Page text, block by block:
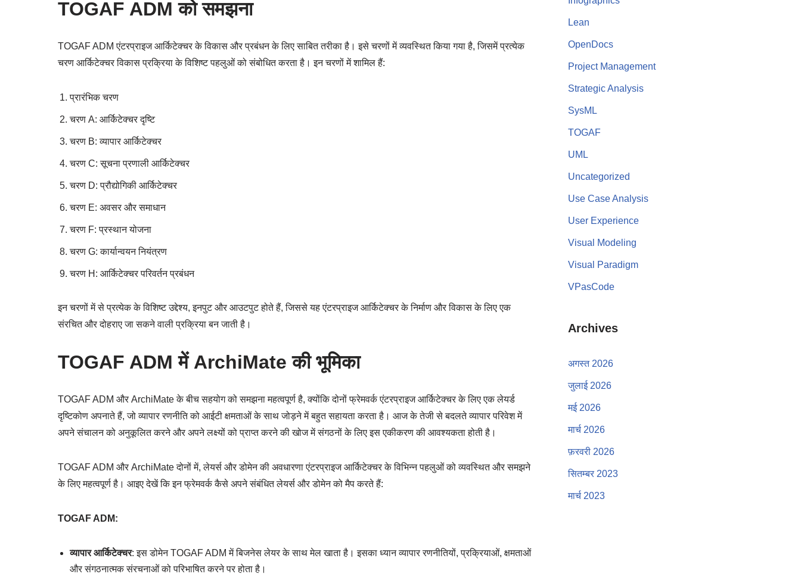
TOGAF ADM को समझना
TOGAF ADM एंटरप्राइज आर्किटेक्चर के विकास और प्रबंधन के लिए साबित तरीका है। इसे चरणों में व्यवस्थित किया गया है, जिसमें प्रत्येक
चरण आर्किटेक्चर विकास प्रक्रिया के विशिष्ट पहलुओं को संबोधित करता है। इन चरणों में शामिल हैं:
प्रारंभिक चरण
चरण A: आर्किटेक्चर दृष्टि
चरण B: व्यापार आर्किटेक्चर
चरण C: सूचना प्रणाली आर्किटेक्चर
चरण D: प्रौद्योगिकी आर्किटेक्चर
चरण E: अवसर और समाधान
चरण F: प्रस्थान योजना
चरण G: कार्यान्वयन नियंत्रण
चरण H: आर्किटेक्चर परिवर्तन प्रबंधन
इन चरणों में से प्रत्येक के विशिष्ट उद्देश्य, इनपुट और आउटपुट होते हैं, जिससे यह एंटरप्राइज आर्किटेक्चर के निर्माण और विकास के लिए एक
संरचित और दोहराए जा सकने वाली प्रक्रिया बन जाती है।
TOGAF ADM में ArchiMate की भूमिका
TOGAF ADM और ArchiMate के बीच सहयोग को समझना महत्वपूर्ण है, क्योंकि दोनों फ्रेमवर्क एंटरप्राइज आर्किटेक्चर के लिए एक लेयर्ड
दृष्टिकोण अपनाते हैं, जो व्यापार रणनीति को आईटी क्षमताओं के साथ जोड़ने में बहुत सहायता करता है। आज के तेजी से बदलते व्यापार परिवेश में
अपने संचालन को अनुकूलित करने और अपने लक्ष्यों को प्राप्त करने की खोज में संगठनों के लिए इस एकीकरण की आवश्यकता होती है।
TOGAF ADM और ArchiMate दोनों में, लेयर्स और डोमेन की अवधारणा एंटरप्राइज आर्किटेक्चर के विभिन्न पहलुओं को व्यवस्थित और समझने
के लिए महत्वपूर्ण है। आइए देखें कि इन फ्रेमवर्क कैसे अपने संबंधित लेयर्स और डोमेन को मैप करते हैं:
TOGAF ADM:
व्यापार आर्किटेक्चर: इस डोमेन TOGAF ADM में बिजनेस लेयर के साथ मेल खाता है। इसका ध्यान व्यापार रणनीतियों, प्रक्रियाओं, क्षमताओं
और संगठनात्मक संरचनाओं को परिभाषित करने पर होता है।
Lean
OpenDocs
Project Management
Strategic Analysis
SysML
TOGAF
UML
Uncategorized
Use Case Analysis
User Experience
Visual Modeling
Visual Paradigm
VPasCode
Archives
अगस्त 2026
जुलाई 2026
मई 2026
मार्च 2026
फ़रवरी 2026
सितम्बर 2023
मार्च 2023